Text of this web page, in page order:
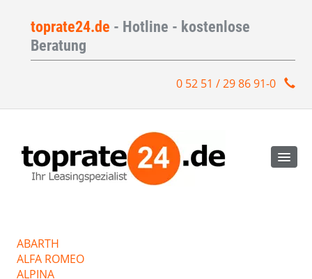
toprate24.de - Hotline - kostenlose
Beratung
0 52 51 / 29 86 91-0
ABARTH
ALFA ROMEO
ALPINA